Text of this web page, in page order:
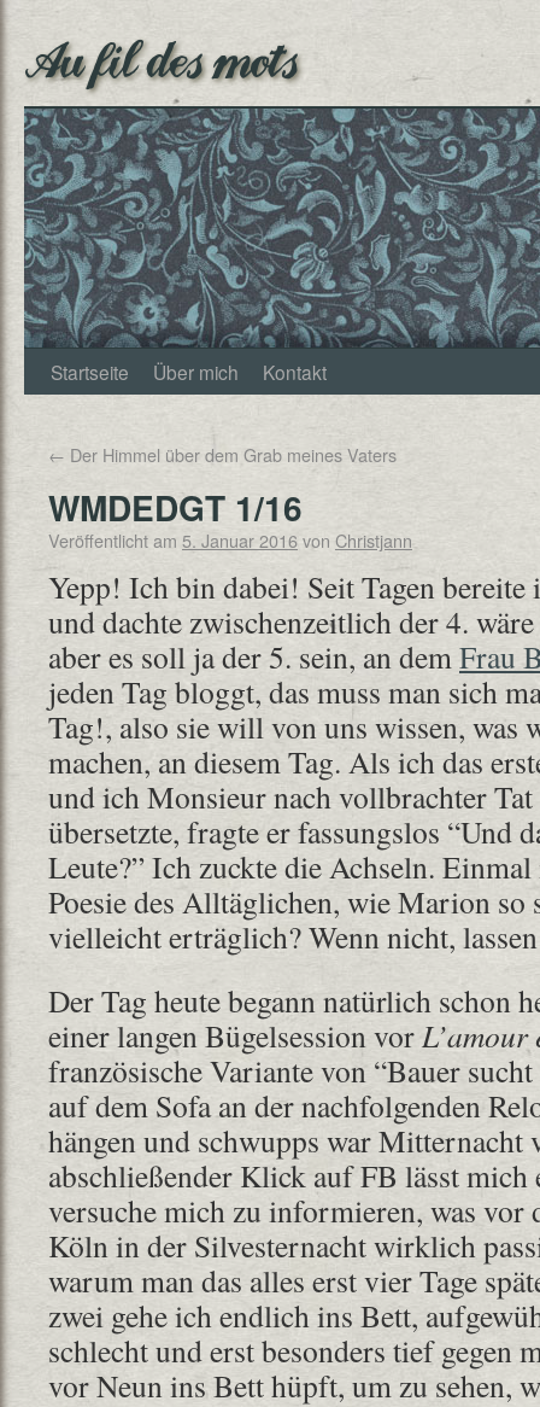
Au fil des mots
Startseite Über mich Kontakt
← Der Himmel über dem Grab meines Vaters
WMDEDGT 1/16
Veröffentlicht am 5. Januar 2016von Christjann
Yepp! Ich bin dabei! Seit Tagen
und dachte zwischenzeitlich der 4. wäre
aber es soll ja der 5. sein, an demFrau
jeden Tag bloggt, das muss man sich
Tag!, also sie will von uns wissen, was
machen, an diesem Tag. Als ich das
und ich Monsieur nach vollbrachter
übersetzte, fragte er fassungslos “Und
Leute?” Ich zuckte die Achseln.
Poesie des Alltäglichen, wie Marion so
vielleicht erträglich? Wenn nicht,
Der Tag heute begann natürlich schon
einer langen Bügelsession vorL’amour
französische Variante von “Bauer
auf dem Sofa an der nachfolgenden
hängen und schwupps war Mitternacht
abschließender Klick auf FB lässt mich
versuche mich zu informieren, was vor
Köln in der Silvesternacht wirklich
warum man das alles erst vier Tage
zwei gehe ich endlich ins Bett,
schlecht und erst besonders tief gegen
vor Neun ins Bett hüpft, um zu sehen,